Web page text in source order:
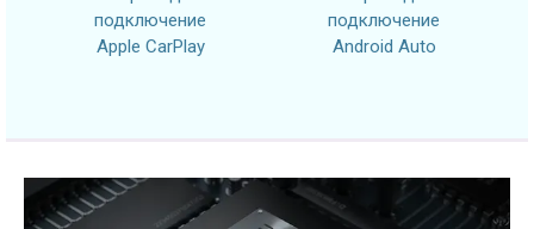
подключение
Apple CarPlay
подключение
Android Auto